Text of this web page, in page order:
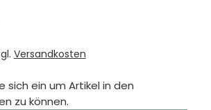
Versandkosten
sich ein um Artikel in den
zu können.